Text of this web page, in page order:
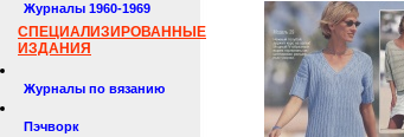
Журналы 1960-1969
СПЕЦИАЛИЗИРОВАННЫЕ
ИЗДАНИЯ
Журналы по вязанию
Пэчворк